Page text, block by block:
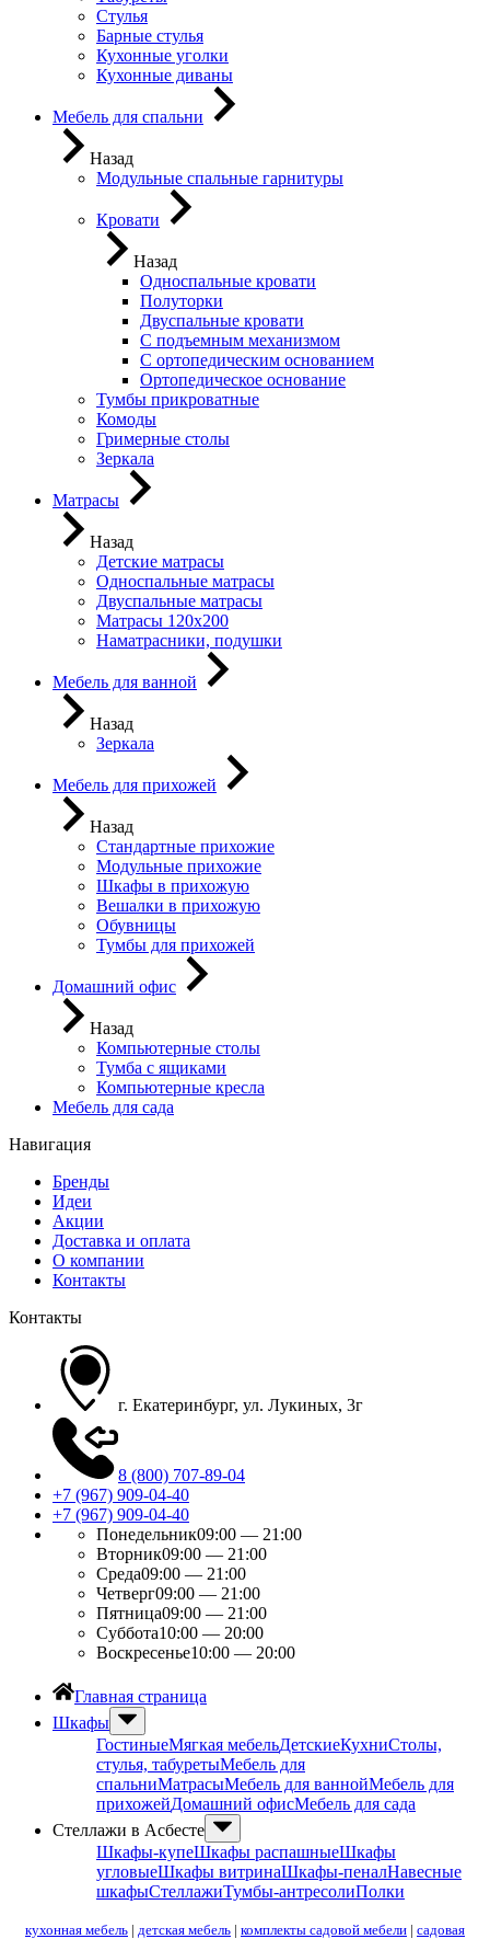
Стулья
Барные стулья
Кухонные уголки
Кухонные диваны
Мебель для спальни
Назад
Модульные спальные гарнитуры
Кровати
Назад
Односпальные кровати
Полуторки
Двуспальные кровати
С подъемным механизмом
С ортопедическим основанием
Ортопедическое основание
Тумбы прикроватные
Комоды
Гримерные столы
Зеркала
Матрасы
Назад
Детские матрасы
Односпальные матрасы
Двуспальные матрасы
Матрасы 120х200
Наматрасники, подушки
Мебель для ванной
Назад
Зеркала
Мебель для прихожей
Назад
Стандартные прихожие
Модульные прихожие
Шкафы в прихожую
Вешалки в прихожую
Обувницы
Тумбы для прихожей
Домашний офис
Назад
Компьютерные столы
Тумба с ящиками
Компьютерные кресла
Мебель для сада
Навигация
Бренды
Идеи
Акции
Доставка и оплата
О компании
Контакты
Контакты
г. Екатеринбург, ул. Лукиных, 3г
8 (800) 707-89-04
+7 (967) 909-04-40
+7 (967) 909-04-40
Понедельник09:00 — 21:00
Вторник09:00 — 21:00
Среда09:00 — 21:00
Четверг09:00 — 21:00
Пятница09:00 — 21:00
Суббота10:00 — 20:00
Воскресенье10:00 — 20:00
Главная страница
Шкафы
ГостиныеМягкая мебельДетскиеКухниСтолы,
стулья, табуретыМебель для
спальниМатрасыМебель для ваннойМебель для
прихожейДомашний офисМебель для сада
Стеллажи в Асбесте
Шкафы-купеШкафы распашныеШкафы
угловыеШкафы витринаШкафы-пеналНавесные
шкафыСтеллажиТумбы-антресолиПолки
кухонная мебель | детская мебель | комплекты садовой мебели | садовая